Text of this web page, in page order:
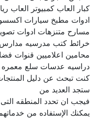
كبار العاب كمبيوتر العاب
ادوات مطبخ سيارات
مسارح متنزهات ادوات تصوير
خرائط كتب مدرسيه مدارس
محامين اعلاميين قنوات
دراسيه عدسات سلع معمره
كنت تبحث عن دليل
ستجد العديد من
فيجب ان تحدد المنطقه التى
يمكنك الإستفاده من